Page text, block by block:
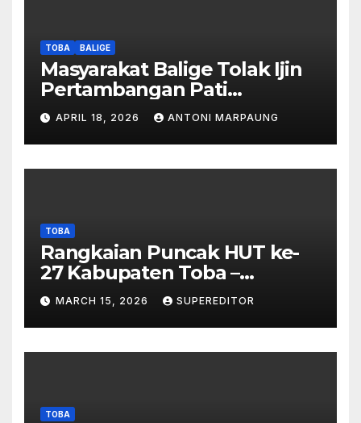
Dipalsukan
TOBA BALIGE
Masyarakat Balige Tolak Ijin
Pertambangan Pati
Simanjuntak – btc Akan
Investigasi Proses Perijinan
APRIL 18, 2026 ANTONI MARPAUNG
TOBA
Rangkaian Puncak HUT ke-
27 Kabupaten Toba –
Panjatkan Doa Untuk
Kesejahteraan
MARCH 15, 2026 SUPEREDITOR
TOBA